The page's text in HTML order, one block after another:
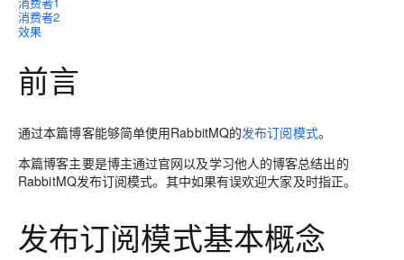
消费者2
效果
前言
通过本篇博客能够简单使用RabbitMQ的发布订阅模式。
本篇博客主要是博主通过官网以及学习他人的博客总结出的
RabbitMQ发布订阅模式。其中如果有误欢迎大家及时指正。
发布订阅模式基本概念